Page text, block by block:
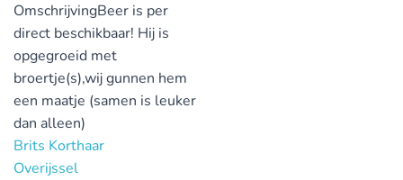
OmschrijvingBeer is per
direct beschikbaar! Hij is
opgegroeid met
broertje(s),wij gunnen hem
een maatje (samen is leuker
dan alleen)
Brits Korthaar
Overijssel